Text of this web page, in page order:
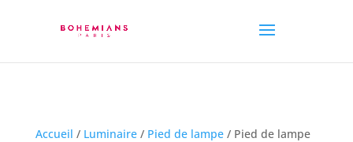
Accueil / Luminaire/ Pied de lampe/ Pied de lampe